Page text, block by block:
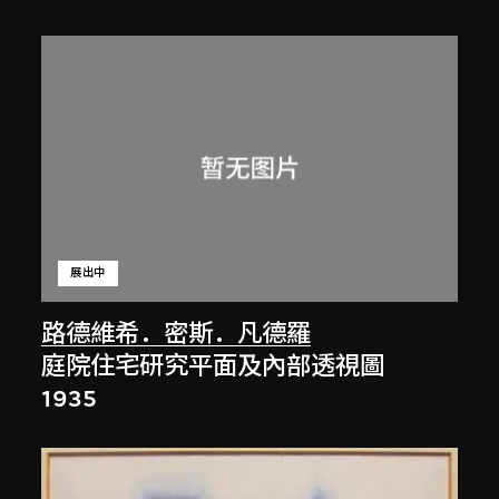
路德維希．密斯．凡德羅
展出中
庭院住宅研究平面及內部透視圖
1935